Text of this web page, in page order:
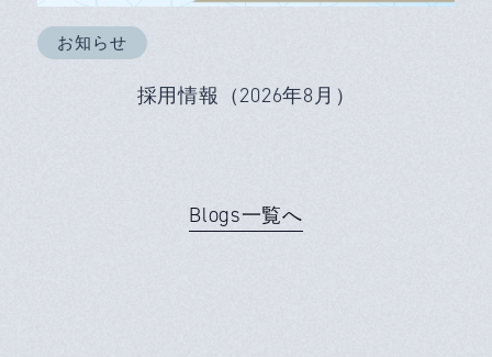
お知らせ
採用情報（2026年8月）
Blogs一覧へ